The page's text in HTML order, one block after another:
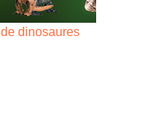
dinosaures